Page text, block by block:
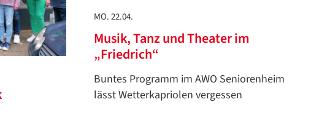
MO. 22.04.
Musik, Tanz und Theater im
„Friedrich“
Buntes Programm im AWO Seniorenheim
lässt Wetterkapriolen vergessen